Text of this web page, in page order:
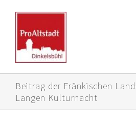
Inhalt
springen
Beitrag der Fränkischen
Langen Kulturnacht